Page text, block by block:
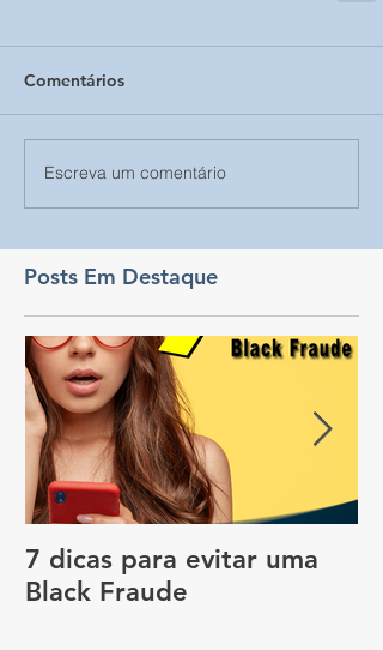
Comentários
Escreva um comentário
Posts Em Destaque
7 dicas para evitar uma
Black Fraude